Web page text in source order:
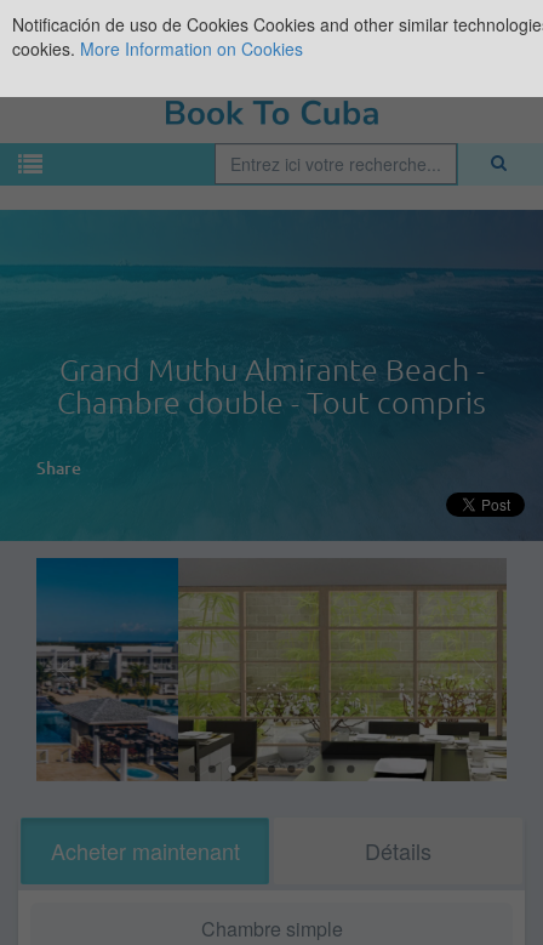
Grand Muthu Almirante Beach -
Chambre double - Tout compris
Share
Acheter maintenant Détails
Chambre simple
Notificación de uso de Cookies Cookies and other similar
cookies. More Information on Cookies